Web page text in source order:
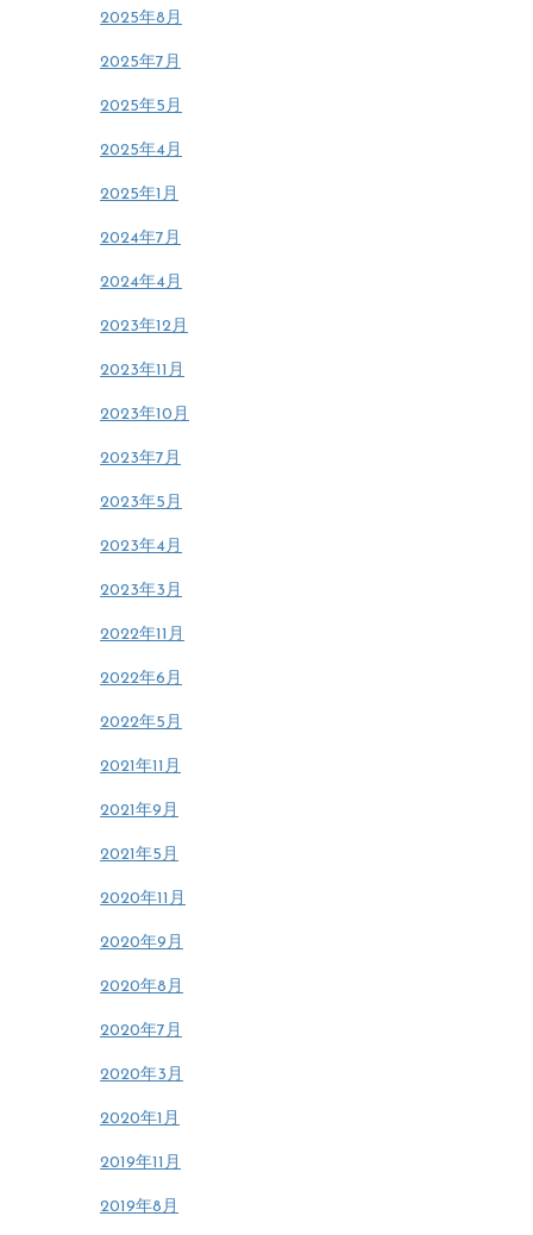
2025年8月
2025年7月
2025年5月
2025年4月
2025年1月
2024年7月
2024年4月
2023年12月
2023年11月
2023年10月
2023年7月
2023年5月
2023年4月
2023年3月
2022年11月
2022年6月
2022年5月
2021年11月
2021年9月
2021年5月
2020年11月
2020年9月
2020年8月
2020年7月
2020年3月
2020年1月
2019年11月
2019年8月